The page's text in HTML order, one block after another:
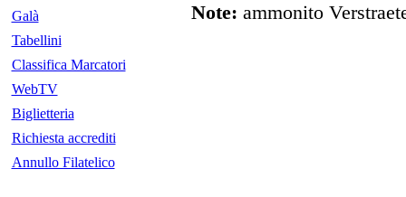
Galà
Tabellini
Classifica Marcatori
WebTV
Biglietteria
Richiesta accrediti
Annullo Filatelico
Note: ammonito